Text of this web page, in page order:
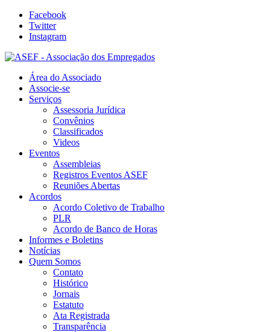
Facebook
Twitter
Instagram
Área do Associado
Associe-se
Serviços
Assessoria Jurídica
Convênios
Classificados
Videos
Eventos
Assembleias
Registros Eventos ASEF
Reuniões Abertas
Acordos
Acordo Coletivo de Trabalho
PLR
Acordo de Banco de Horas
Informes e Boletins
Notícias
Quem Somos
Contato
Histórico
Jornais
Estatuto
Ata Registrada
Transparência